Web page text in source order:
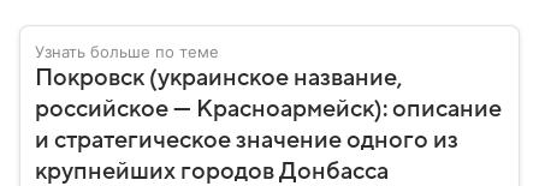
Узнать больше по теме
Покровск (украинское название,
российское — Красноармейск): описание
и стратегическое значение одного из
крупнейших городов Донбасса